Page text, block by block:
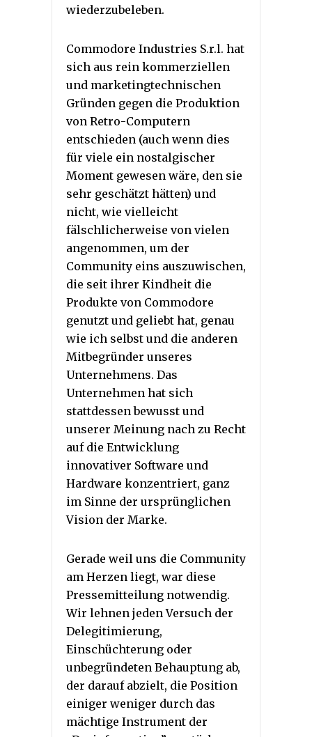
wiederzubeleben.
Commodore Industries S.r.l. hat
sich aus rein kommerziellen
und marketingtechnischen
Gründen gegen die Produktion
von Retro-Computern
entschieden (auch wenn dies
für viele ein nostalgischer
Moment gewesen wäre, den sie
sehr geschätzt hätten) und
nicht, wie vielleicht
fälschlicherweise von vielen
angenommen, um der
Community eins auszuwischen,
die seit ihrer Kindheit die
Produkte von Commodore
genutzt und geliebt hat, genau
wie ich selbst und die anderen
Mitbegründer unseres
Unternehmens. Das
Unternehmen hat sich
stattdessen bewusst und
unserer Meinung nach zu Recht
auf die Entwicklung
innovativer Software und
Hardware konzentriert, ganz
im Sinne der ursprünglichen
Vision der Marke.
Gerade weil uns die Community
am Herzen liegt, war diese
Pressemitteilung notwendig.
Wir lehnen jeden Versuch der
Delegitimierung,
Einschüchterung oder
unbegründeten Behauptung ab,
der darauf abzielt, die Position
einiger weniger durch das
mächtige Instrument der